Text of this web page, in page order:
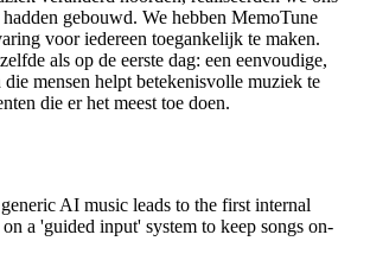
gebouwd. We hebben MemoTune
voor iedereen toegankelijk te maken.
als op de eerste dag: een eenvoudige,
mensen helpt betekenisvolle muziek te
die er het meest toe doen.
AI music leads to the first internal
a 'guided input' system to keep songs on-